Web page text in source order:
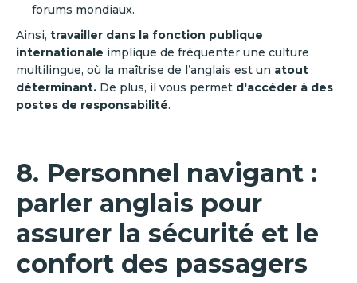
forums mondiaux.
Ainsi, travailler dans la fonction publique
internationale implique de fréquenter une culture
multilingue, où la maîtrise de l’anglais est un atout
déterminant. De plus, il vous permet d'accéder à des
postes de responsabilité.
8. Personnel navigant :
parler anglais pour
assurer la sécurité et le
confort des passagers